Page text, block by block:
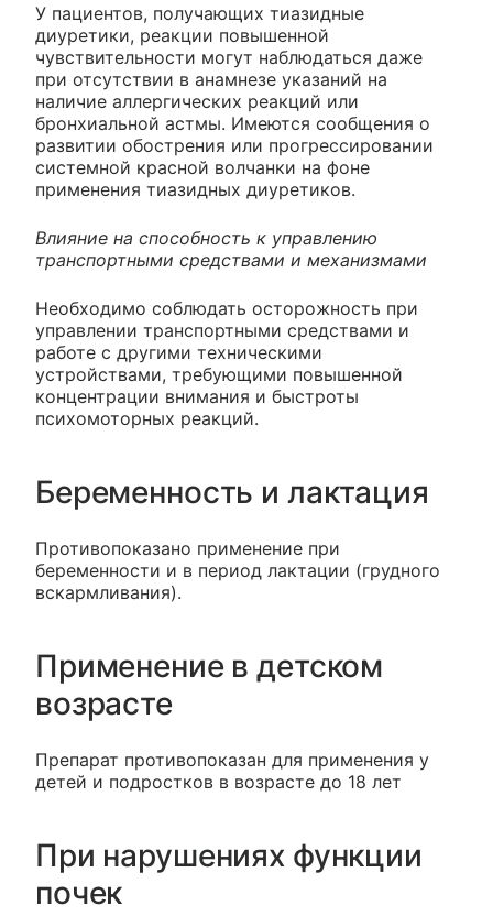
У пациентов, получающих тиазидные
диуретики, реакции повышенной
чувствительности могут наблюдаться даже
при отсутствии в анамнезе указаний на
наличие аллергических реакций или
бронхиальной астмы. Имеются сообщения о
развитии обострения или прогрессировании
системной красной волчанки на фоне
применения тиазидных диуретиков.
Влияние на способность к управлению
транспортными средствами и механизмами
Необходимо соблюдать осторожность при
управлении транспортными средствами и
работе с другими техническими
устройствами, требующими повышенной
концентрации внимания и быстроты
психомоторных реакций.
Беременность и лактация
Противопоказано применение при
беременности и в период лактации (грудного
вскармливания).
Применение в детском
возрасте
Препарат противопоказан для применения у
детей и подростков в возрасте до 18 лет
При нарушениях функции
почек